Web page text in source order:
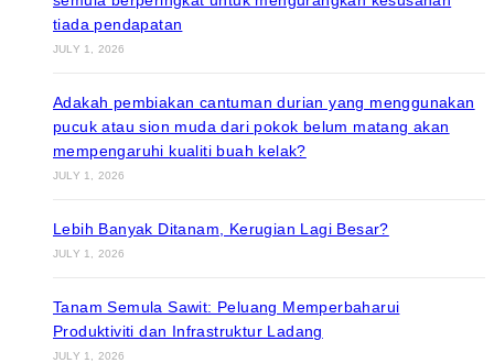
tiada pendapatan
JULY 1, 2026
Adakah pembiakan cantuman durian yang menggunakan
pucuk atau sion muda dari pokok belum matang akan
mempengaruhi kualiti buah kelak?
JULY 1, 2026
Lebih Banyak Ditanam, Kerugian Lagi Besar?
JULY 1, 2026
Tanam Semula Sawit: Peluang Memperbaharui
Produktiviti dan Infrastruktur Ladang
JULY 1, 2026